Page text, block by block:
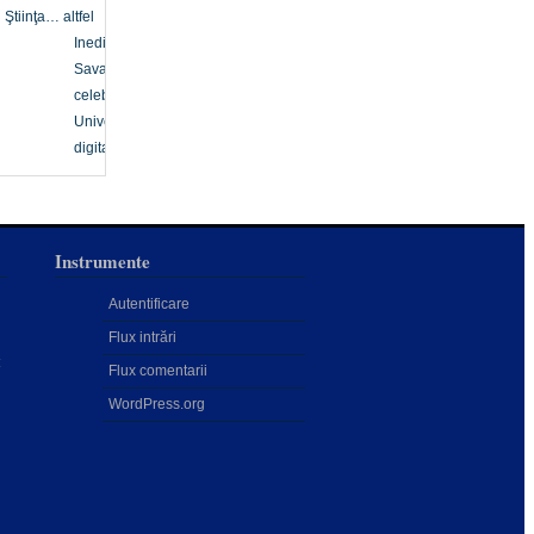
Ştiinţa… altfel
Inedit
Savanți
celebri
Univers
digital
:
Instrumente
Autentificare
Flux intrări
Flux comentarii
WordPress.org